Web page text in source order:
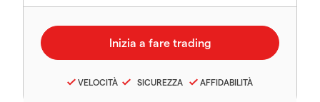
VELOCITÀ SICUREZZA AFFIDABILITÀ